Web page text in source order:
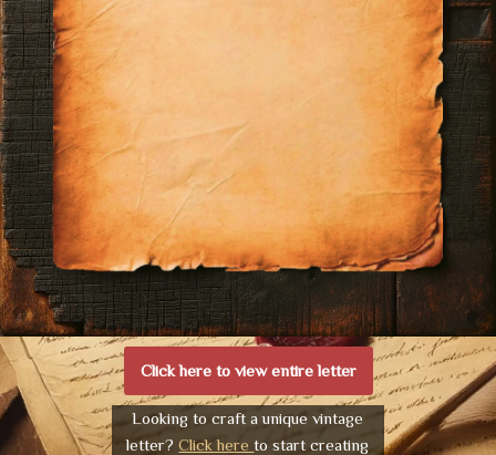
Click here to view entire letter
Looking to craft a unique vintage
letter?Click hereto start creating